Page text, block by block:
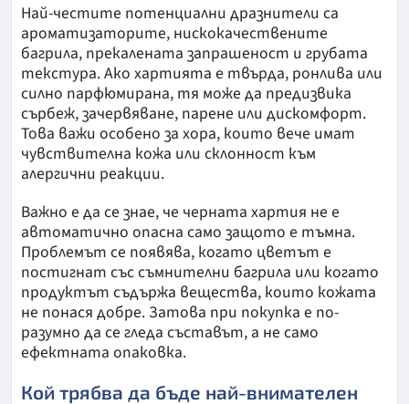
Най-честите потенциални дразнители са
ароматизаторите, нискокачествените
багрила, прекалената запрашеност и грубата
текстура. Ако хартията е твърда, ронлива или
силно парфюмирана, тя може да предизвика
сърбеж, зачервяване, парене или дискомфорт.
Това важи особено за хора, които вече имат
чувствителна кожа или склонност към
алергични реакции.
Важно е да се знае, че черната хартия не е
автоматично опасна само защото е тъмна.
Проблемът се появява, когато цветът е
постигнат със съмнителни багрила или когато
продуктът съдържа вещества, които кожата
не понася добре. Затова при покупка е по-
разумно да се гледа съставът, а не само
ефектната опаковка.
Кой трябва да бъде най-внимателен